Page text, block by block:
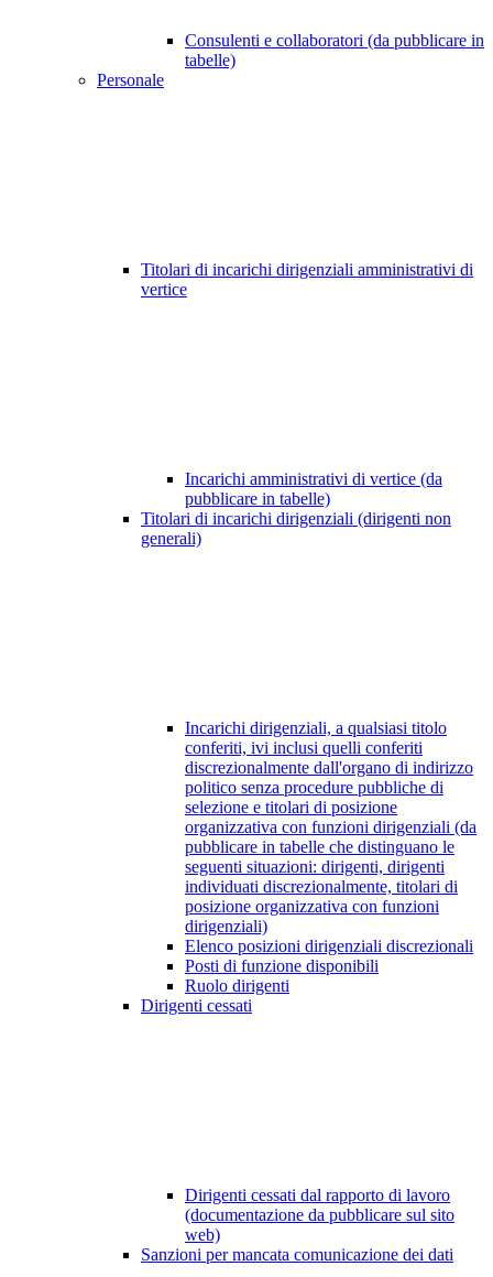
Consulenti e collaboratori (da pubblicare in
tabelle)
Personale
Titolari di incarichi dirigenziali amministrativi di
vertice
Incarichi amministrativi di vertice (da
pubblicare in tabelle)
Titolari di incarichi dirigenziali (dirigenti non
generali)
Incarichi dirigenziali, a qualsiasi titolo
conferiti, ivi inclusi quelli conferiti
discrezionalmente dall'organo di indirizzo
politico senza procedure pubbliche di
selezione e titolari di posizione
organizzativa con funzioni dirigenziali (da
pubblicare in tabelle che distinguano le
seguenti situazioni: dirigenti, dirigenti
individuati discrezionalmente, titolari di
posizione organizzativa con funzioni
dirigenziali)
Elenco posizioni dirigenziali discrezionali
Posti di funzione disponibili
Ruolo dirigenti
Dirigenti cessati
Dirigenti cessati dal rapporto di lavoro
(documentazione da pubblicare sul sito
web)
Sanzioni per mancata comunicazione dei dati